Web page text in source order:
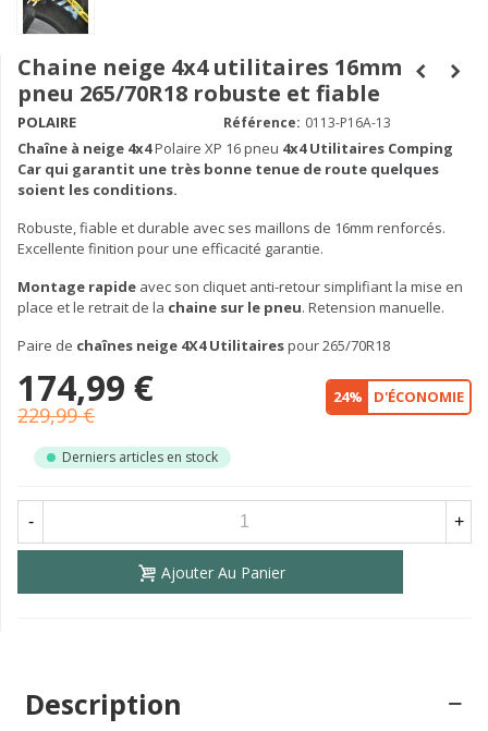
Chaine neige 4x4 utilitaires 16mm
pneu 265/70R18 robuste et fiable
POLAIRE Référence: 0113-P16A-13
Chaîne à neige 4x4Polaire XP 16 pneu 4x4 Utilitaires Comping
Car qui garantit une très bonne tenue de route quelques
soient les conditions.
Robuste, fiable et durable avec ses maillons de 16mm renforcés.
Excellente finition pour une efficacité garantie.
Montage rapide avec son cliquet anti-retour simplifiant la mise en
place et le retrait de la chaine sur le pneu. Retension manuelle.
Paire de chaînes neige 4X4 Utilitairespour 265/70R18
174,99 €
229,99 €
24% D'ÉCONOMIE
Derniers articles en stock
- +
Ajouter Au Panier
Description